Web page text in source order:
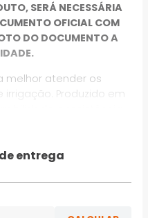
SERÁ NECESSÁRIA
OFICIAL COM
DO DOCUMENTO A
melhor atender os
Produzido em
entrega